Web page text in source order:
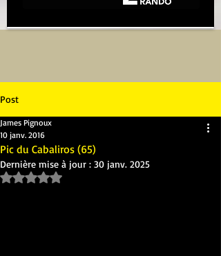
Post
Pic du Cabaliros (65)
James Pignoux
10 janv. 2016
Dernière mise à jour : 30 janv. 2025
Noté NaN étoiles sur 5.